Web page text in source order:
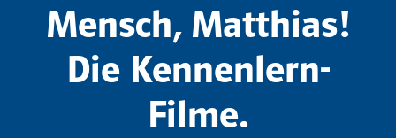
Mensch, Matthias!
Die Kennenlern-
Filme.